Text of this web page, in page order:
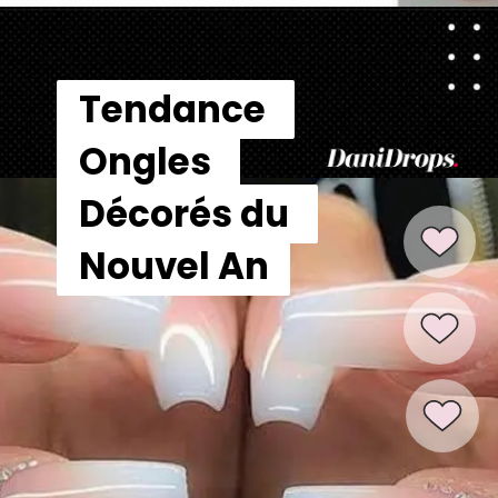
Tendance
Ongles
Décorés du
Nouvel An
Tendance
Ongles
Décorés du
Nouvel An